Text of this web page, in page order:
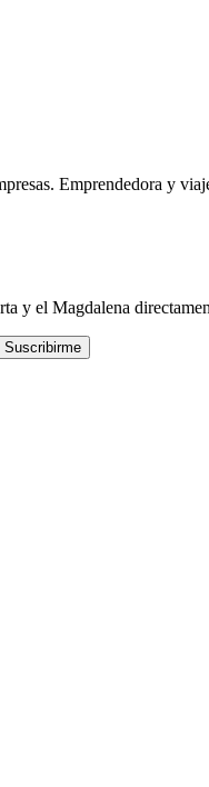
Emprendedora y
y el Magdalena
Suscribirme